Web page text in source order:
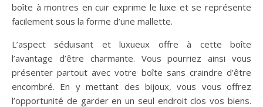
boîte à montres en cuir exprime le luxe et se représente
facilement sous la forme d’une mallette.
L’aspect séduisant et luxueux offre à cette boîte
l’avantage d’être charmante. Vous pourriez ainsi vous
présenter partout avec votre boîte sans craindre d’être
encombré. En y mettant des bijoux, vous vous offrez
l’opportunité de garder en un seul endroit clos vos biens.